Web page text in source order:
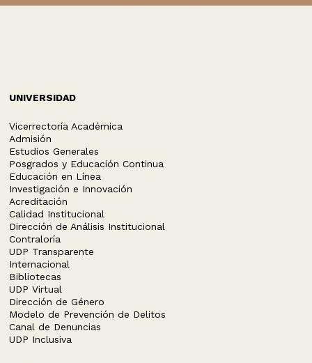
UNIVERSIDAD
Vicerrectoría Académica
Admisión
Estudios Generales
Posgrados y Educación Continua
Educación en Línea
Investigación e Innovación
Acreditación
Calidad Institucional
Dirección de Análisis Institucional
Contraloría
UDP Transparente
Internacional
Bibliotecas
UDP Virtual
Dirección de Género
Modelo de Prevención de Delitos
Canal de Denuncias
UDP Inclusiva